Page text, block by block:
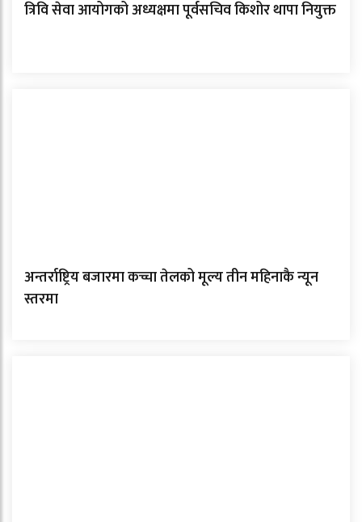
त्रिवि सेवा आयोगको अध्यक्षमा पूर्वसचिव किशोर थापा नियुक्त
अन्तर्राष्ट्रिय बजारमा कच्चा तेलको मूल्य तीन महिनाकै न्यून
स्तरमा